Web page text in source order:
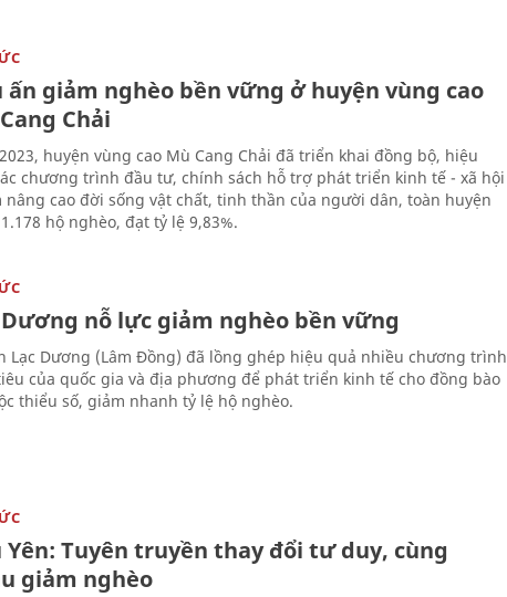
ấn giảm nghèo bền vững ở huyện vùng cao
Chải
huyện vùng cao Mù Cang Chải đã triển khai đồng bộ, hiệu
chương trình đầu tư, chính sách hỗ trợ phát triển kinh tế - xã hội
nâng cao đời sống vật chất, tinh thần của người dân, toàn huyện
hộ nghèo, đạt tỷ lệ 9,83%.
Dương nỗ lực giảm nghèo bền vững
Lạc Dương (Lâm Đồng) đã lồng ghép hiệu quả nhiều chương trình
của quốc gia và địa phương để phát triển kinh tế cho đồng bào
thiểu số, giảm nhanh tỷ lệ hộ nghèo.
Yên: Tuyên truyền thay đổi tư duy, cùng
giảm nghèo